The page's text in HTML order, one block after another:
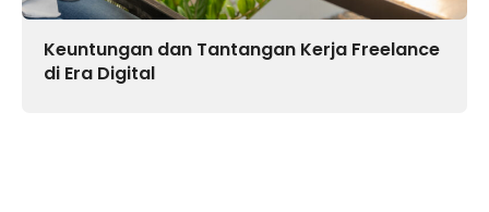
Keuntungan dan Tantangan Kerja Freelance
di Era Digital